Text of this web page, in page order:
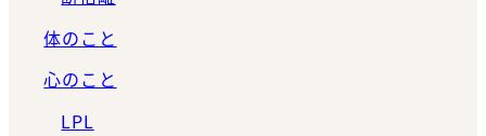
体のこと
心のこと
LPL